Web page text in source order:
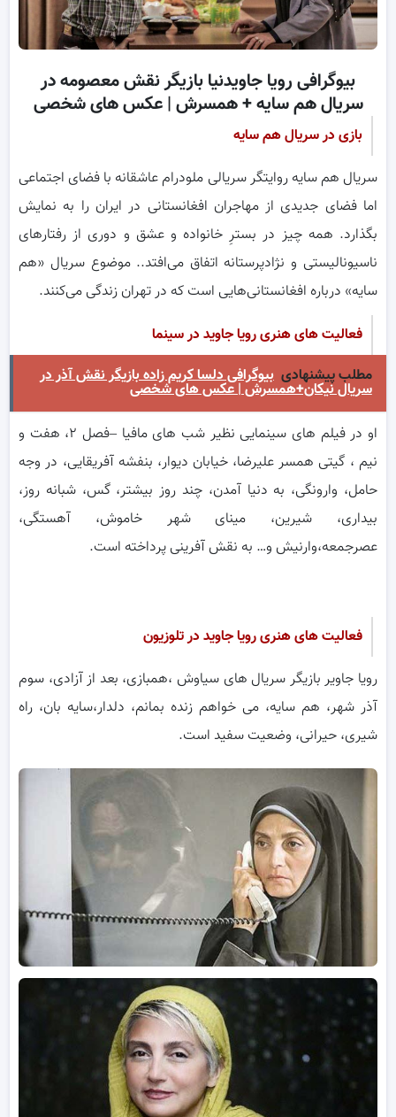
بیوگرافی رویا جاویدنیا بازیگر نقش معصومه در
سریال هم سایه + همسرش | عکس های شخصی
بازی در سریال هم سایه
سریال هم سایه روایتگر سریالی ملودرام عاشقانه با فضای اجتماعی
اما فضای جدیدی از مهاجران افغانستانی در ایران را به نمایش
بگذارد. همه‌ چیز در بسترِ خانواده و عشق و دوری از رفتارهای
ناسیونالیستی و نژادپرستانه اتفاق می‌افتد.. موضوع سریال «هم
سایه» درباره افغانستانی‌هایی است که در تهران زندگی می‌کنند.
فعالیت های هنریرویا جاوید در سینما
مطلب پیشنهادی بیوگرافی دلسا کریم زاده بازیگر نقش آذر در
سریال نیکان+همسرش | عکس های شخصی
او در فیلم های سینمایی نظیر شب های مافیا –فصل ۲، هفت و
نیم ، گیتی همسر علیرضا، خیابان دیوار، بنفشه آفریقایی، در وجه
حامل، وارونگی، به دنیا آمدن، چند روز بیشتر، گس، شبانه روز،
بیداری، شیرین، مینای شهر خاموش، آهستگی،
عصرجمعه،وارنیش و… به نقش آفرینی پرداخته است.
فعالیت های هنریرویا جاوید در تلوزیون
رویا جاویر بازیگر سریال های سیاوش ،همبازی، بعد از آزادی، سوم
آذر شهر، هم سایه، می خواهم زنده بمانم، دلدار،سایه بان، راه
شیری، حیرانی، وضعیت سفید است.